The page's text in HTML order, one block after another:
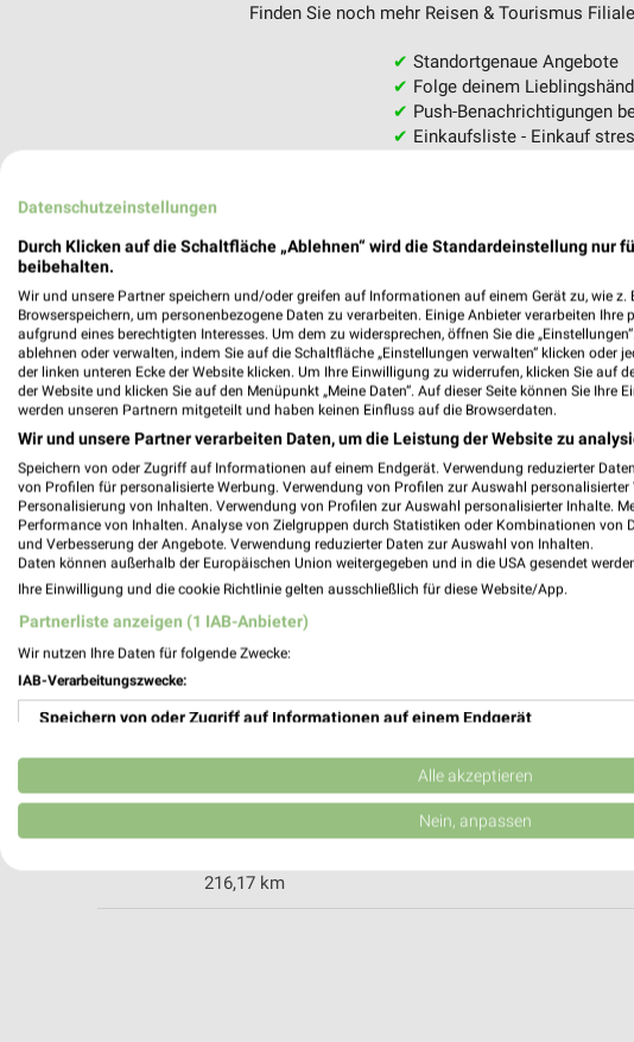
Finden Sie noch mehr Reisen & Tourismus
✔ Standortgenaue Angebote
✔ Folge deinem
✔ Push-Benachrichtigungen
✔ Einkaufsliste - Einkauf
Nutze weekli auch mobil – App jetzt
Kaufland Einbeck
Walter-Poser-Straße 2
37574 Einbeck
254,58 km • Angebote: 2 Prospekte
Hannes Camper Ilsede-Oberg
31246 Ilsede-Oberg
216,17 km
Datenschutzeinstellungen
Durch Klicken auf die Schaltfläche „Ablehnen“ wird die Standardeinstellung nur
beibehalten.
Wir und unsere Partner speichern und/oder greifen auf Informationen auf einem Gerät zu, wie z.
Browserspeichern, um personenbezogene Daten zu verarbeiten. Einige Anbieter verarbeiten
aufgrund eines berechtigten Interesses. Um dem zu widersprechen, öffnen Sie die
ablehnen oder verwalten, indem Sie auf die Schaltfläche „Einstellungen verwalten“ klicken oder
der linken unteren Ecke der Website klicken. Um Ihre Einwilligung zu widerrufen, klicken Sie auf
der Website und klicken Sie auf den Menüpunkt „Meine Daten“. Auf dieser Seite können Sie Ihre
werden unseren Partnern mitgeteilt und haben keinen Einfluss auf die Browserdaten.
Wir und unsere Partner verarbeiten Daten, um die Leistung der Website zu
Speichern von oder Zugriff auf Informationen auf einem Endgerät. Verwendung reduzierter
von Profilen für personalisierte Werbung. Verwendung von Profilen zur Auswahl
Personalisierung von Inhalten. Verwendung von Profilen zur Auswahl personalisierter Inhalte.
Performance von Inhalten. Analyse von Zielgruppen durch Statistiken oder Kombinationen von
und Verbesserung der Angebote. Verwendung reduzierter Daten zur Auswahl von Inhalten.
Daten können außerhalb der Europäischen Union weitergegeben und in die USA gesendet
Ihre Einwilligung und die cookie Richtlinie gelten ausschließlich für diese Website/App.
Partnerliste anzeigen (1 IAB-Anbieter)
Wir nutzen Ihre Daten für folgende Zwecke:
IAB-Verarbeitungszwecke:
Speichern von oder Zugriff auf Informationen auf einem Endgerät
Verwendung reduzierter Daten zur Auswahl von Werbeanzeigen
Erstellung von Profilen für personalisierte Werbung
Alle akzeptieren
Nein, anpassen